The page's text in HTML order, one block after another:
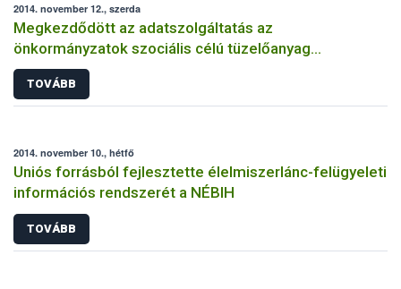
2014. november 12., szerda
Megkezdődött az adatszolgáltatás az
önkormányzatok szociális célú tüzelőanyag
vásárlásához
TOVÁBB
2014. november 10., hétfő
Uniós forrásból fejlesztette élelmiszerlánc-felügyeleti
információs rendszerét a NÉBIH
TOVÁBB